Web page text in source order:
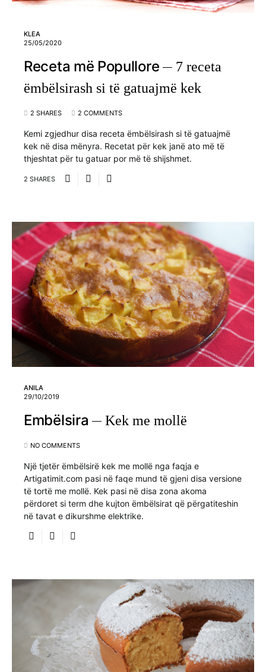
KLEA
25/05/2020
Receta më Popullore
7 receta
ëmbëlsirash si të gatuajmë kek
2 SHARES 2 COMMENTS
Kemi zgjedhur disa receta ëmbëlsirash si të gatuajmë
kek në disa mënyra. Recetat për kek janë ato më të
thjeshtat për tu gatuar por më të shijshmet.
2 SHARES
ANILA
29/10/2019
Embëlsira Kek me mollë
NO COMMENTS
Një tjetër ëmbëlsirë kek me mollë nga faqja e
Artigatimit.com pasi në faqe mund të gjeni disa versione
të tortë me mollë. Kek pasi në disa zona akoma
përdoret si term dhe kujton ëmbëlsirat që përgatiteshin
në tavat e dikurshme elektrike.